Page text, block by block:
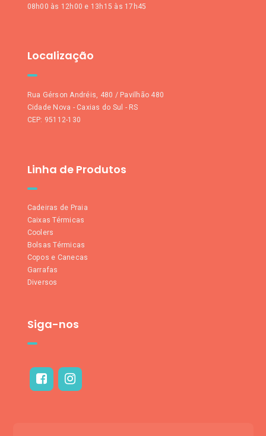
08h00 às 12h00 e 13h15 às 17h45
Localização
Rua Gérson Andréis, 480 / Pavilhão 480
Cidade Nova - Caxias do Sul - RS
CEP: 95112-130
Linha de Produtos
Cadeiras de Praia
Caixas Térmicas
Coolers
Bolsas Térmicas
Copos e Canecas
Garrafas
Diversos
Siga-nos